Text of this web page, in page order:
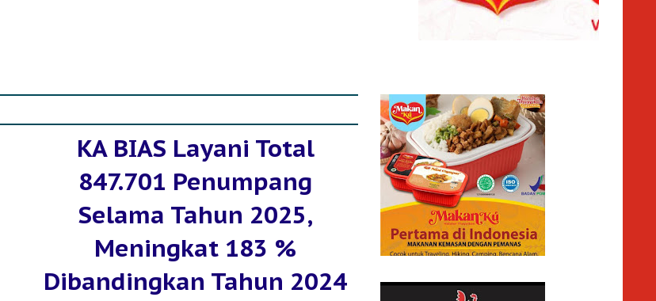
KA BIAS Layani Total
847.701 Penumpang
Selama Tahun 2025,
Meningkat 183 %
Dibandingkan Tahun 2024